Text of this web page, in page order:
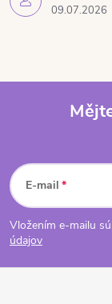
09.07.2026
E-mail
Vložením e-mailu
údajov